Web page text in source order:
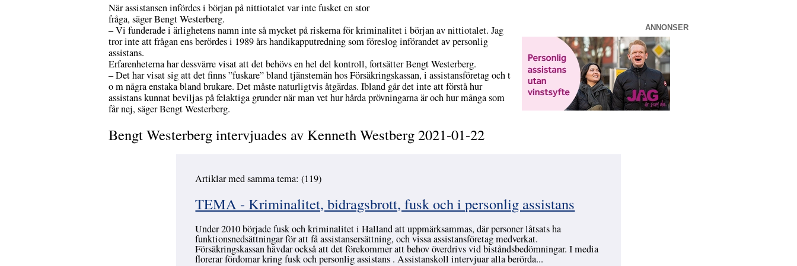
ANNONSER
När assistansen infördes i början på nittiotalet var inte fusket en stor
fråga, säger Bengt Westerberg.
– Vi funderade i ärlighetens namn inte så mycket på riskerna för kriminalitet i början av nittiotalet. Jag
tror inte att frågan ens berördes i 1989 års handikapputredning som föreslog införandet av personlig
assistans.
Erfarenheterna har dessvärre visat att det behövs en hel del kontroll, fortsätter Bengt Westerberg.
– Det har visat sig att det finns ”fuskare” bland tjänstemän hos Försäkringskassan, i assistansföretag och t
o m några enstaka bland brukare. Det måste naturligtvis åtgärdas. Ibland går det inte att förstå hur
assistans kunnat beviljas på felaktiga grunder när man vet hur hårda prövningarna är och hur många som
får nej, säger Bengt Westerberg.
Bengt Westerberg intervjuades av Kenneth Westberg 2021-01-22
Artiklar med samma tema: (119)
TEMA - Kriminalitet, bidragsbrott, fusk och i personlig assistans
Under 2010 började fusk och kriminalitet i Halland att uppmärksammas, där personer låtsats ha
funktionsnedsättningar för att få assistansersättning, och vissa assistansföretag medverkat.
Försäkringskassan hävdar också att det förekommer att behov överdrivs vid biståndsbedömningar. I media
florerar fördomar kring fusk och personlig assistans . Assistanskoll intervjuar alla berörda...